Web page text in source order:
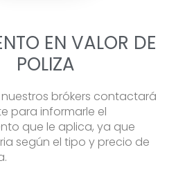
EN VALOR DE
POLIZA
brókers contactará
para informarle el
que le aplica, ya que
según el tipo y precio de